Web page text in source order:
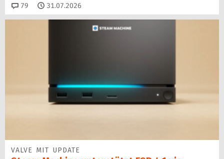
79 Kommentare
31.07.2026
VALVE MIT UPDATE